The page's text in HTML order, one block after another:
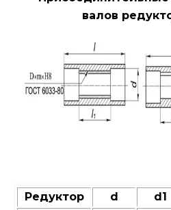
валов
Редуктор d d1